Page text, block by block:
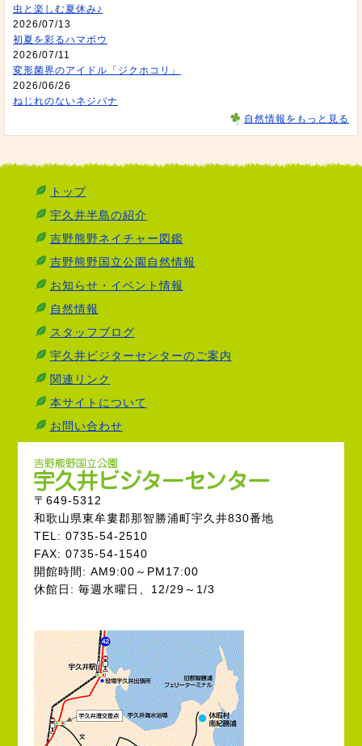
虫と楽しむ夏休み♪
2026/07/13
初夏を彩るハマボウ
2026/07/11
変形菌界のアイドル「ジクホコリ」
2026/06/26
ねじれのないネジバナ
自然情報をもっと見る
トップ
宇久井半島の紹介
吉野熊野ネイチャー図鑑
吉野熊野国立公園自然情報
お知らせ・イベント情報
自然情報
スタッフブログ
宇久井ビジターセンターのご案内
関連リンク
本サイトについて
お問い合わせ
〒649-5312
和歌山県東牟婁郡那智勝浦町宇久井830番地
TEL: 0735-54-2510
FAX: 0735-54-1540
開館時間: AM9:00～PM17:00
休館日: 毎週水曜日、12/29～1/3